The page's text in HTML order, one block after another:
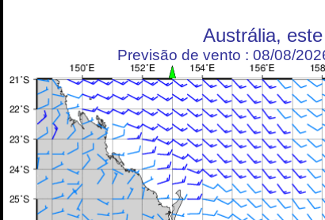
Austrália, este
Previsão de vento : 08/08/